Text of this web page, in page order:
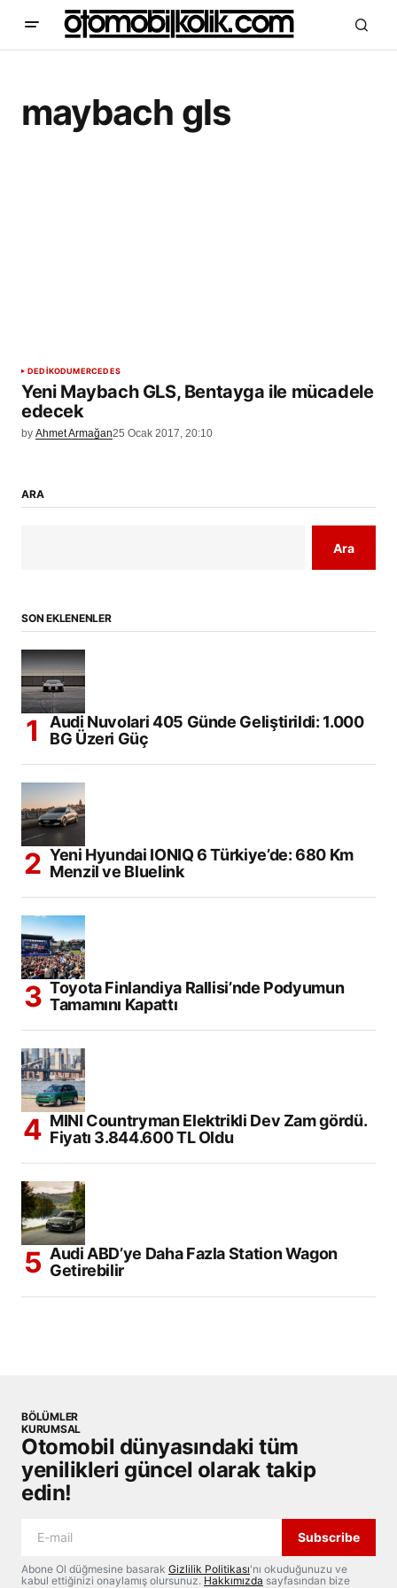
maybach gls
DEDİKODUMERCEDES
Yeni Maybach GLS, Bentayga ile mücadele
edecek
by Ahmet Armağan25 Ocak 2017, 20:10
ARA
Ara
SON EKLENENLER
Audi Nuvolari 405 Günde Geliştirildi: 1.000
BG Üzeri Güç
Yeni Hyundai IONIQ 6 Türkiye’de: 680 Km
Menzil ve Bluelink
Toyota Finlandiya Rallisi’nde Podyumun
Tamamını Kapattı
MINI Countryman Elektrikli Dev Zam gördü.
Fiyatı 3.844.600 TL Oldu
Audi ABD’ye Daha Fazla Station Wagon
Getirebilir
BÖLÜMLER
KURUMSAL
Otomobil dünyasındaki tüm
yenilikleri güncel olarak takip
edin!
Subscribe
Abone Ol düğmesine basarak Gizlilik Politikası'nı okuduğunuzu ve
kabul ettiğinizi onaylamış olursunuz. Hakkımızda sayfasından bize